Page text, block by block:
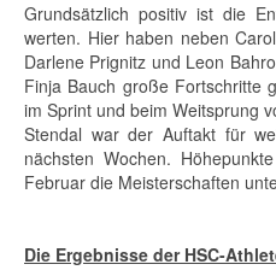
Grundsätzlich positiv ist die
werten. Hier haben neben
Darlene Prignitz und Leon
Finja Bauch große Fortschritte
im Sprint und beim Weitsprung
Stendal war der Auftakt für
nächsten Wochen.
Februar die Meisterschaften
Die Ergebnisse der HSC-